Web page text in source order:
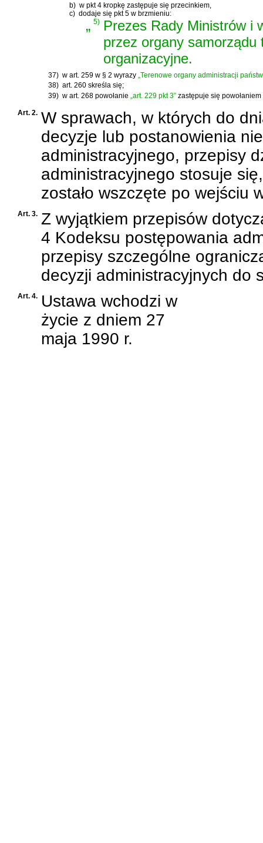
b) w pkt 4 kropkę zastępuje się przecinkiem,
c) dodaje się pkt 5 w brzmieniu:
„5) Prezes Rady Ministrów i
przez organy
organizacyjne.
37) w art. 259 w § 2 wyrazy „Terenowe organy administracji
38) art. 260 skreśla się;
39) w art. 268 powołanie „art. 229 pkt 3” zastępuje się powołaniem
Art. 2. W sprawach, w których do
decyzje lub postanowienia
administracyjnego, przepisy
administracyjnego stosuje
zostało wszczęte po wejściu
Art. 3. Z wyjątkiem przepisów
4 Kodeksu postępowania
przepisy szczególne
decyzji administracyjnych do
Art. 4. Ustawa wchodzi w
życie z dniem 27
maja 1990 r.